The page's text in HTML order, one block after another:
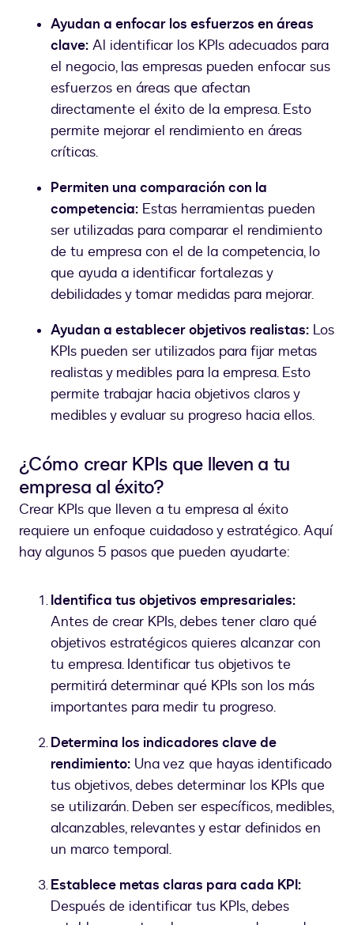
Ayudan a enfocar los esfuerzos en áreas
clave: Al identificar los KPIs adecuados para
el negocio, las empresas pueden enfocar sus
esfuerzos en áreas que afectan
directamente el éxito de la empresa. Esto
permite mejorar el rendimiento en áreas
críticas.
Permiten una comparación con la
competencia: Estas herramientas pueden
ser utilizadas para comparar el rendimiento
de tu empresa con el de la competencia, lo
que ayuda a identificar fortalezas y
debilidades y tomar medidas para mejorar.
Ayudan a establecer objetivos realistas: Los
KPIs pueden ser utilizados para fijar metas
realistas y medibles para la empresa. Esto
permite trabajar hacia objetivos claros y
medibles y evaluar su progreso hacia ellos.
¿Cómo crear KPIs que lleven a tu
empresa al éxito?
Crear KPIs que lleven a tu empresa al éxito
requiere un enfoque cuidadoso y estratégico. Aquí
hay algunos 5 pasos que pueden ayudarte:
Identifica tus objetivos empresariales:
Antes de crear KPIs, debes tener claro qué
objetivos estratégicos quieres alcanzar con
tu empresa. Identificar tus objetivos te
permitirá determinar qué KPIs son los más
importantes para medir tu progreso.
Determina los indicadores clave de
rendimiento: Una vez que hayas identificado
tus objetivos, debes determinar los KPIs que
se utilizarán. Deben ser específicos, medibles,
alcanzables, relevantes y estar definidos en
un marco temporal.
Establece metas claras para cada KPI:
Después de identificar tus KPIs, debes